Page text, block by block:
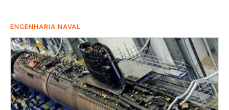
ENGENHARIA NAVAL